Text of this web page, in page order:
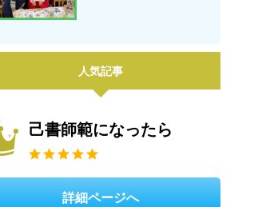
人気記事
己書師範になったら
詳細ページへ